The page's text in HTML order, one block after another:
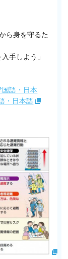
ら身を守るた
手しよう」
国語・日本
・日本語